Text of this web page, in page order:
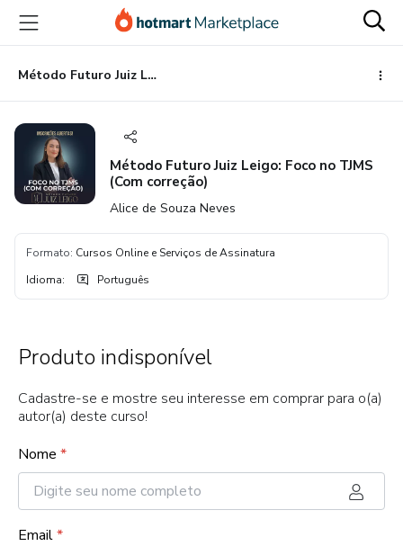
para
conteúdo
principal
para
pagamento
para
rodapé
Método Futuro Juiz Leigo: Foco no TJMS (Com correção)
Método Futuro Juiz Leigo: Foco no TJMS
(Com correção)
Alice de Souza Neves
Formato: Cursos Online e Serviços de Assinatura
Idioma: Português
Produto indisponível
Cadastre-se e mostre seu interesse em comprar para o(a)
autor(a) deste curso!
Nome *
Email*